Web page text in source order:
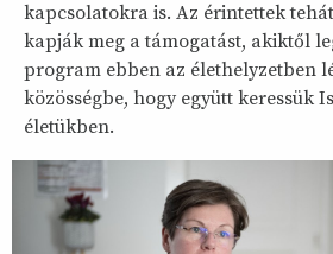
kapcsolatokra is. Az érintettek
kapják meg a támogatást, akiktől
program ebben az élethelyzetben
közösségbe, hogy együtt keressük
életükben.